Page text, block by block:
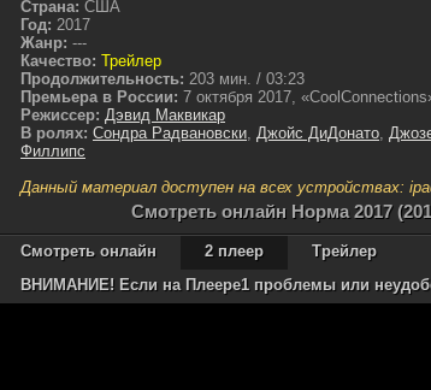
Страна: США
Год: 2017
Жанр: ---
Качество: Трейлер
Продолжительность: 203 мин. / 03:23
Премьера в России: 7 октября 2017,
Режиссер: Дэвид Маквикар
В ролях: Сондра Радвановски, Джойс ДиДонато,
Филлипс
Данный материал доступен на всех устройствах:
Cмотреть онлайн Норма 2017
Смотреть онлайн 2 плеер
Трейлер
ВНИМАНИЕ! Если на Плеере1 проблемы или